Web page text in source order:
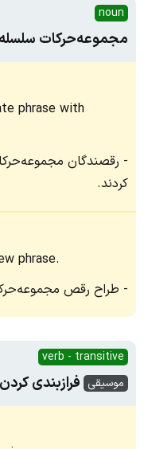
noun
مجموعه‌حرکات
phrase with
رقصندگان
کردند.
phrase.
طراح رقص
verb - transitive
موسیقی فرازبندی